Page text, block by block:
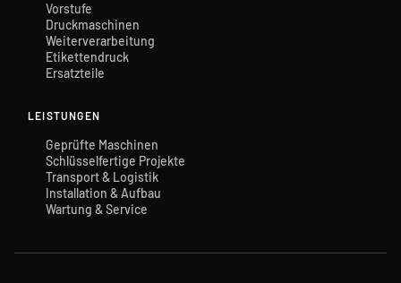
Vorstufe
Druckmaschinen
Weiterverarbeitung
Etikettendruck
Ersatzteile
LEISTUNGEN
Geprüfte Maschinen
Schlüsselfertige Projekte
Transport & Logistik
Installation & Aufbau
Wartung & Service